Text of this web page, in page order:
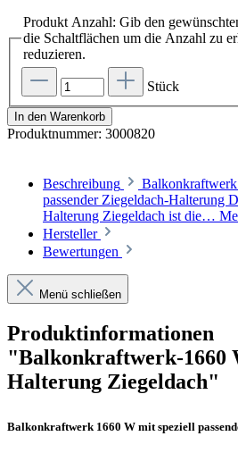
Produkt Anzahl: Gib den
die Schaltflächen um die Anzahl zu
reduzieren.
Stück
In den Warenkorb
Produktnummer: 3000820
Beschreibung
passender Ziegeldach-Halterung
Halterung Ziegeldach ist die…
Hersteller
Bewertungen
Menü schließen
Produktinformationen
"Balkonkraftwerk-1660
Halterung Ziegeldach"
Balkonkraftwerk 1660 W mit speziell